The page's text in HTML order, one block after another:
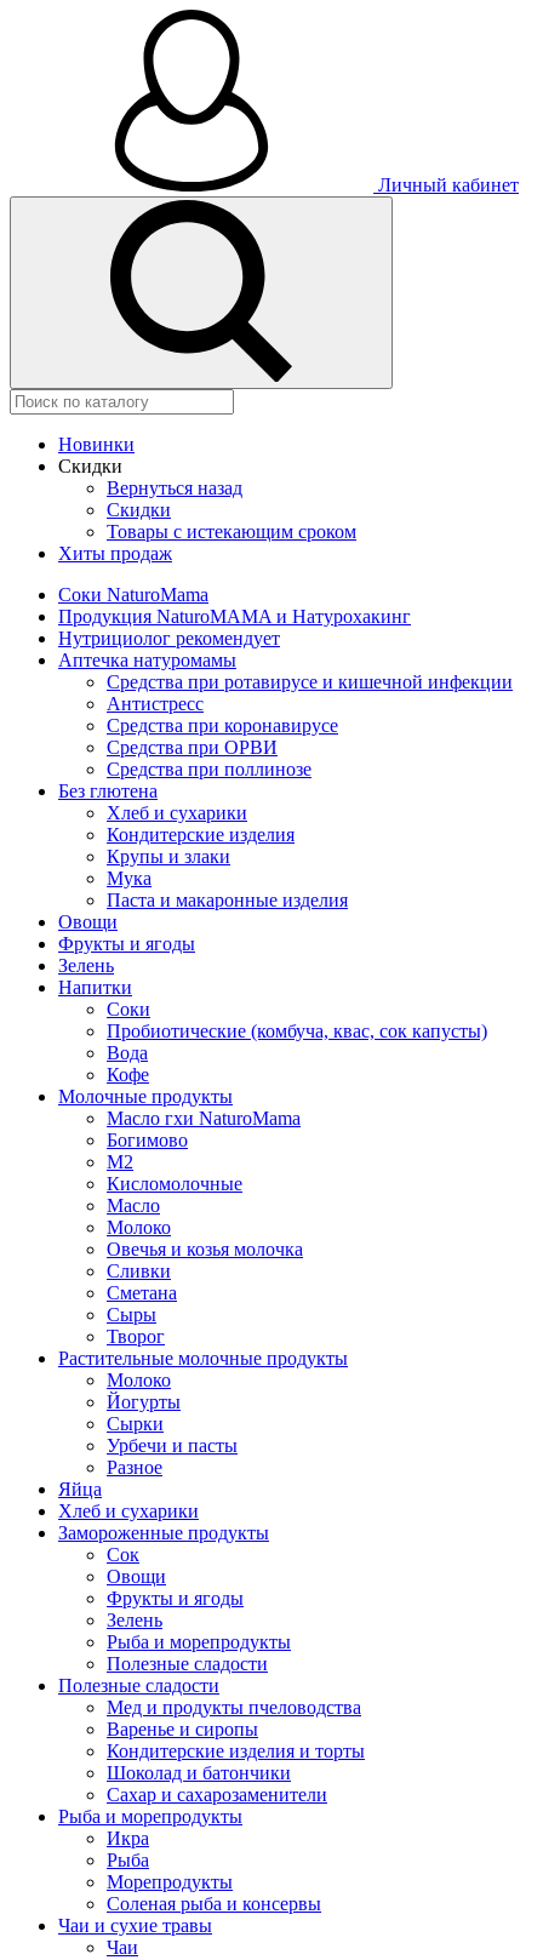
Личный кабинет
Новинки
Скидки
Вернуться назад
Скидки
Товары с истекающим сроком
Хиты продаж
Соки NaturoMama
Продукция NaturoMAMA и Натурохакинг
Нутрициолог рекомендует
Аптечка натуромамы
Средства при ротавирусе и кишечной инфекции
Антистресс
Средства при коронавирусе
Средства при ОРВИ
Средства при поллинозе
Без глютена
Хлеб и сухарики
Кондитерские изделия
Крупы и злаки
Мука
Паста и макаронные изделия
Овощи
Фрукты и ягоды
Зелень
Напитки
Соки
Пробиотические (комбуча, квас, сок капусты)
Вода
Кофе
Молочные продукты
Масло гхи NaturoMama
Богимово
М2
Кисломолочные
Масло
Молоко
Овечья и козья молочка
Сливки
Сметана
Сыры
Творог
Растительные молочные продукты
Молоко
Йогурты
Сырки
Урбечи и пасты
Разное
Яйца
Хлеб и сухарики
Замороженные продукты
Сок
Овощи
Фрукты и ягоды
Зелень
Рыба и морепродукты
Полезные сладости
Полезные сладости
Мед и продукты пчеловодства
Варенье и сиропы
Кондитерские изделия и торты
Шоколад и батончики
Сахар и сахарозаменители
Рыба и морепродукты
Икра
Рыба
Морепродукты
Соленая рыба и консервы
Чаи и сухие травы
Чаи